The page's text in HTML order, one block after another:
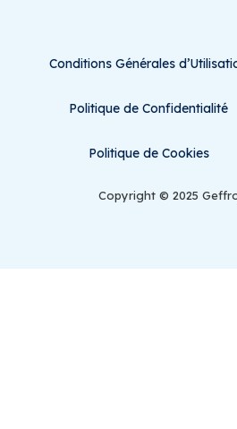
Conditions Générales
Politique de Confidentialité
Politique de Cookies
Copyright © 2025